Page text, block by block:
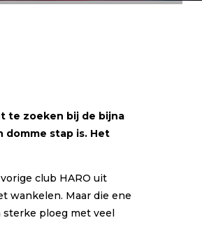
te zoeken bij de bijna
domme stap is. Het
club HARO uit
wankelen. Maar die ene
sterke ploeg met veel